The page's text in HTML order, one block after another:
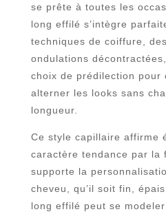
se prête à toutes les
long effilé s’intègre
techniques de coiffure,
ondulations
choix de prédilection pour
alterner les looks sans
longueur.
Ce style capillaire affirme
caractère tendance par la
supporte la
cheveu, qu’il soit fin,
long effilé peut se